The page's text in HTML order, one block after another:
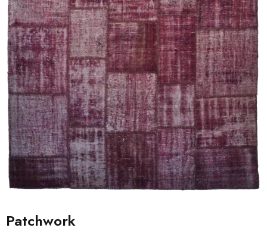
Patchwork